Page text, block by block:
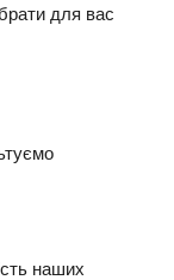
для вас
наших